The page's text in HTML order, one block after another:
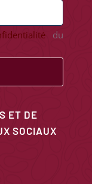
du
ET DE
SOCIAUX